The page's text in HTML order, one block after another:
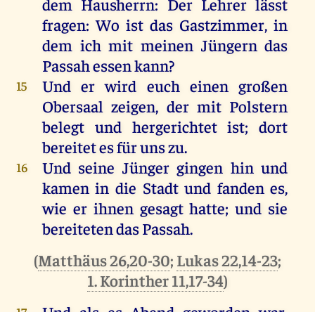
fragen:Wo ist das Gastzimmer,in
dem ich mit meinen Jüngern das
Passahessenkann?
15 Und er wird euch einen großen
Obersaalzeigen, der mit Polstern
belegt undhergerichtetist;dort
bereitetesfürunszu.
16 Und seine Jünger gingen hin und
kamen in die Stadt und fanden es,
wie er ihnen gesagt hatte;und sie
bereitetendasPassah.
(Matthäus 26,20-30; Lukas 22,14-23;
1. Korinther 11,17-34)